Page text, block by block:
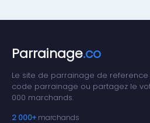
Parrainage.co
Le site de parrainage de reference
code parrainage ou partagez le
000 marchands.
2 000+ marchands